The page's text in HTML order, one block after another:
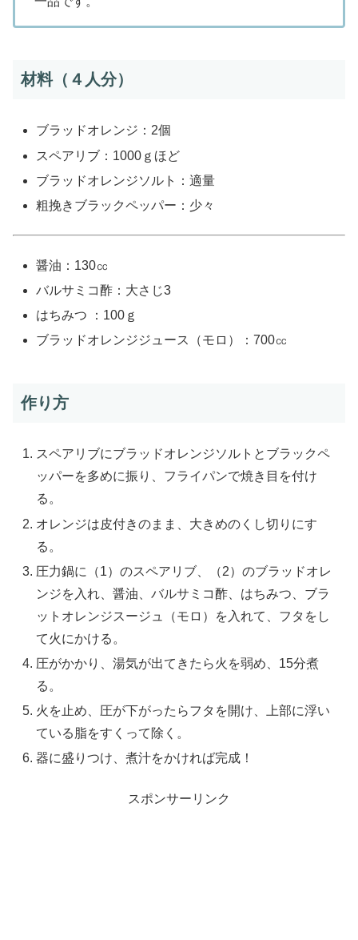
材料（４人分）
ブラッドオレンジ：2個
スペアリブ：1000ｇほど
ブラッドオレンジソルト：適量
粗挽きブラックペッパー：少々
醤油：130㏄
バルサミコ酢：大さじ3
はちみつ ：100ｇ
ブラッドオレンジジュース（モロ）：700㏄
作り方
スペアリブにブラッドオレンジソルトとブラックペ
ッパーを多めに振り、フライパンで焼き目を付け
る。
オレンジは皮付きのまま、大きめのくし切りにす
る。
圧力鍋に（1）のスペアリブ、（2）のブラッドオレ
ンジを入れ、醤油、バルサミコ酢、はちみつ、ブラ
ットオレンジスージュ（モロ）を入れて、フタをし
て火にかける。
圧がかかり、湯気が出てきたら火を弱め、15分煮
る。
火を止め、圧が下がったらフタを開け、上部に浮い
ている脂をすくって除く。
器に盛りつけ、煮汁をかければ完成！
スポンサーリンク